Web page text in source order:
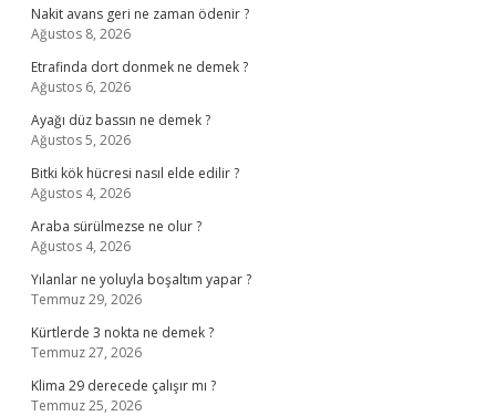
Nakit avans geri ne zaman ödenir ?
Ağustos 8, 2026
Etrafinda dort donmek ne demek ?
Ağustos 6, 2026
Ayağı düz bassın ne demek ?
Ağustos 5, 2026
Bitki kök hücresi nasıl elde edilir ?
Ağustos 4, 2026
Araba sürülmezse ne olur ?
Ağustos 4, 2026
Yılanlar ne yoluyla boşaltım yapar ?
Temmuz 29, 2026
Kürtlerde 3 nokta ne demek ?
Temmuz 27, 2026
Klima 29 derecede çalışır mı ?
Temmuz 25, 2026